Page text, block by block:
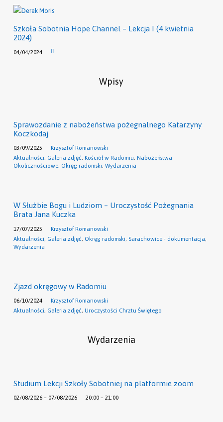
Szkoła Sobotnia Hope Channel – Lekcja I (4 kwietnia
2024)
04/04/2024
Wpisy
Sprawozdanie z nabożeństwa pożegnalnego Katarzyny
Koczkodaj
03/09/2025
Krzysztof Romanowski
Aktualności, Galeria zdjęć, Kościół w Radomiu, Nabożeństwa
Okolicznościowe, Okręg radomski, Wydarzenia
W Służbie Bogu i Ludziom – Uroczystość Pożegnania
Brata Jana Kuczka
17/07/2025
Krzysztof Romanowski
Aktualności, Galeria zdjęć, Okręg radomski, Sarachowice - dokumentacja,
Wydarzenia
Zjazd okręgowy w Radomiu
06/10/2024
Krzysztof Romanowski
Aktualności, Galeria zdjęć, Uroczystości Chrztu Świętego
Wydarzenia
Studium Lekcji Szkoły Sobotniej na platformie zoom
02/08/2026 – 07/08/2026 20:00 – 21:00